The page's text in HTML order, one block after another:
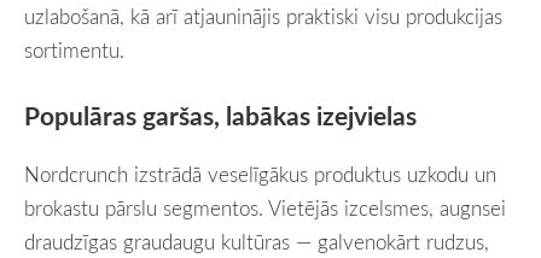
uzlabošanā, kā arī atjauninājis praktiski visu produkcijas
sortimentu.
Populāras garšas, labākas izejvielas
Nordcrunch izstrādā veselīgākus produktus uzkodu un
brokastu pārslu segmentos. Vietējās izcelsmes, augnsei
draudzīgas graudaugu kultūras — galvenokārt rudzus,